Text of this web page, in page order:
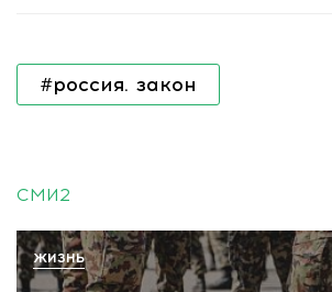
#россия. закон
СМИ2
ЖИЗНЬ